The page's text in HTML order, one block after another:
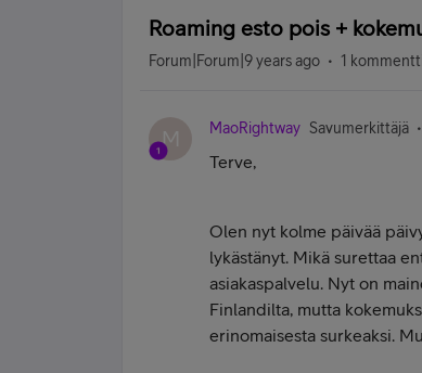
Roaming esto pois +
Forum|Forum|9 years ago 1 kommentti
M MaoRightway Savumerkittäjä
Terve,
Olen nyt kolme päivää
lykästänyt. Mikä surettaa
asiakaspalvelu. Nyt on
Finlandilta, mutta
erinomaisesta surkeaksi.